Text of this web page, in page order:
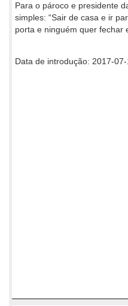
Para o pároco e presidente
simples: “Sair de casa e ir
porta e ninguém quer fechar
Data de introdução: 2017-07-